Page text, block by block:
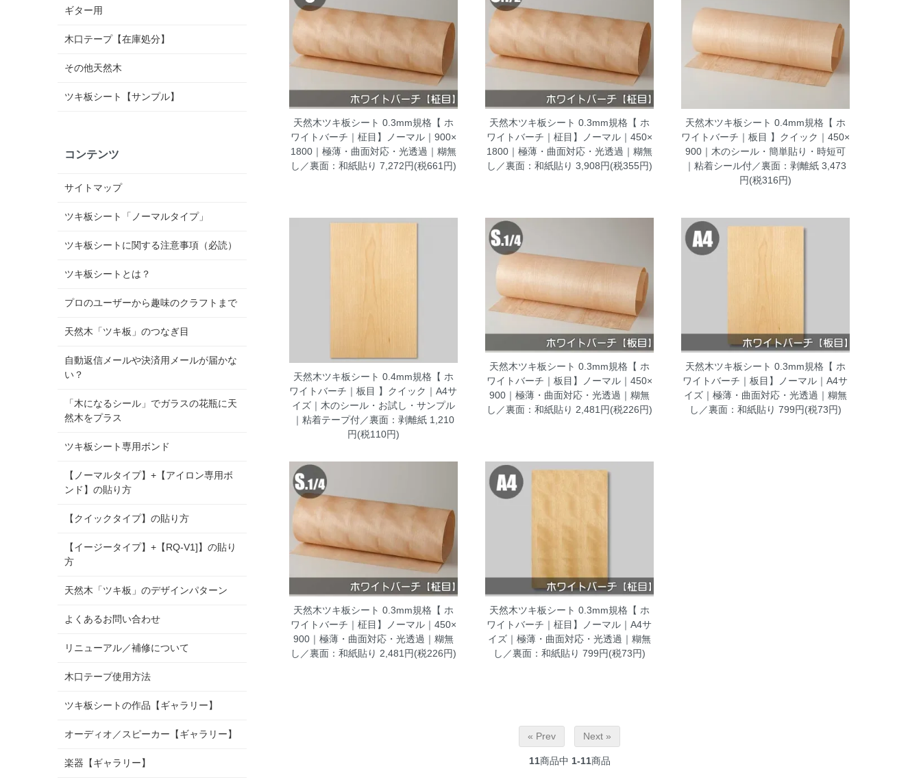
天然木ツキ板シート 0.3mm規格【 ホ
ワイトバーチ｜柾目】ノーマル｜900×
1800｜極薄・曲面対応・光透過｜糊無
し／裏面：和紙貼り 7,272円(税661円)
天然木ツキ板シート 0.3mm規格【 ホ
ワイトバーチ｜柾目】ノーマル｜450×
1800｜極薄・曲面対応・光透過｜糊無
し／裏面：和紙貼り 3,908円(税355円)
天然木ツキ板シート 0.4mm規格【 ホ
ワイトバーチ｜板目 】クイック｜450×
900｜木のシール・簡単貼り・時短可
｜粘着シール付／裏面：剥離紙3,473
円(税316円)
天然木ツキ板シート 0.4mm規格【 ホ
ワイトバーチ｜板目 】クイック｜A4サ
イズ｜木のシール・お試し・サンプル
｜粘着テープ付／裏面：剥離紙1,210
円(税110円)
天然木ツキ板シート 0.3mm規格【 ホ
ワイトバーチ｜板目】ノーマル｜450×
900｜極薄・曲面対応・光透過｜糊無
し／裏面：和紙貼り 2,481円(税226円)
天然木ツキ板シート 0.3mm規格【 ホ
ワイトバーチ｜板目】ノーマル｜A4サ
イズ｜極薄・曲面対応・光透過｜糊無
し／裏面：和紙貼り 799円(税73円)
天然木ツキ板シート 0.3mm規格【 ホ
ワイトバーチ｜柾目】ノーマル｜450×
900｜極薄・曲面対応・光透過｜糊無
し／裏面：和紙貼り 2,481円(税226円)
天然木ツキ板シート 0.3mm規格【 ホ
ワイトバーチ｜柾目】ノーマル｜A4サ
イズ｜極薄・曲面対応・光透過｜糊無
し／裏面：和紙貼り 799円(税73円)
« Prev Next »
11商品中 1-11商品
ギター用
木口テープ【在庫処分】
その他天然木
ツキ板シート【サンプル】
コンテンツ
サイトマップ
ツキ板シート「ノーマルタイプ」
ツキ板シートに関する注意事項（必読）
ツキ板シートとは？
プロのユーザーから趣味のクラフトまで
天然木「ツキ板」のつなぎ目
自動返信メールや決済用メールが届かな
い？
「木になるシール」でガラスの花瓶に天
然木をプラス
ツキ板シート専用ボンド
【ノーマルタイプ】+【アイロン専用ボ
ンド】の貼り方
【クイックタイプ】の貼り方
【イージータイプ】+【RQ-V1]】の貼り
方
天然木「ツキ板」のデザインパターン
よくあるお問い合わせ
リニューアル／補修について
木口テープ使用方法
ツキ板シートの作品【ギャラリー】
オーディオ／スピーカー【ギャラリー】
楽器【ギャラリー】